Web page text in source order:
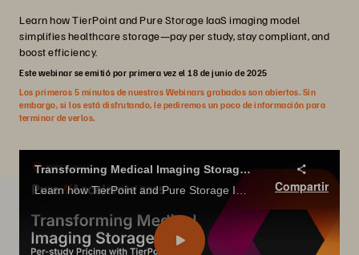
Learn how TierPoint and Pure Storage IaaS imaging model
simplifies healthcare storage—pay per study, stay compliant, and
boost efficiency.
Este webinar se emitió por primera vez el 18 de junio de 2025
Los primeros 5 minutos de nuestros Webinars grabados son abiertos. Sin
embargo, si los está disfrutando, le pediremos un poco de información para
terminar de verlos.
Transforming Medical Imaging Storage: Metered, Per-study Pricing with TierPoint and Pure Storage
Learn how TierPoint and Pure Storage IaaS imaging model simplifies healthcare storage—pay per study, stay compliant, and boost efficiency.
Compartir